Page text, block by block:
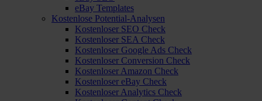
eBay Templates
Kostenlose Potential-Analysen
Kostenloser SEO Check
Kostenloser SEA Check
Kostenloser Google Ads Check
Kostenloser Conversion Check
Kostenloser Amazon Check
Kostenloser eBay Check
Kostenloser Analytics Check